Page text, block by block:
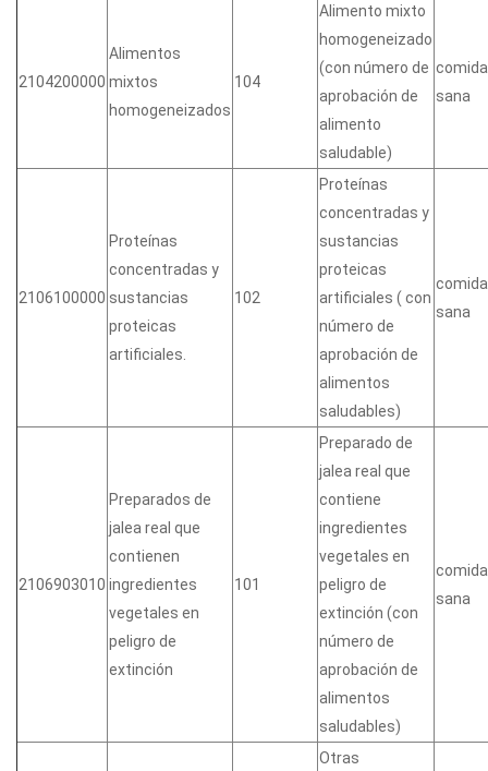
2104200000
Alimentos
mixtos
homogeneizados
104
Alimento mixto
homogeneizado
(con número de
aprobación de
alimento
saludable)
comida
sana
2106100000
Proteínas
concentradas y
sustancias
proteicas
artificiales.
102
Proteínas
concentradas y
sustancias
proteicas
artificiales ( con
número de
aprobación de
alimentos
saludables)
comida
sana
2106903010
Preparados de
jalea real que
contienen
ingredientes
vegetales en
peligro de
extinción
101
Preparado de
jalea real que
contiene
ingredientes
vegetales en
peligro de
extinción (con
número de
aprobación de
alimentos
saludables)
comida
sana
Otras